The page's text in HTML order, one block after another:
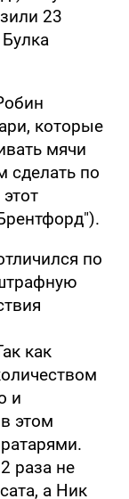
23
которые
мячи
сделать по
по
как
и
этом
раза не
а Ник